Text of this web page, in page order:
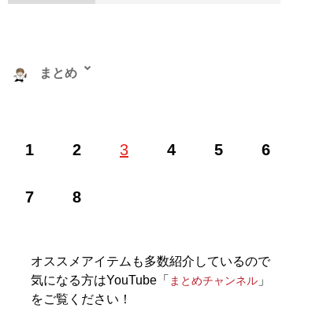
1 2 3 4 5 6
7 8
まとめ
ップ、古着、ウェブメディアなどアパレルに関する多彩
でオシャレ初心者にもわかりやすいファッション情報を
オススメアイテムも多数紹介しているので
気になる方はYouTube「 まとめチャンネル」
をご覧ください！